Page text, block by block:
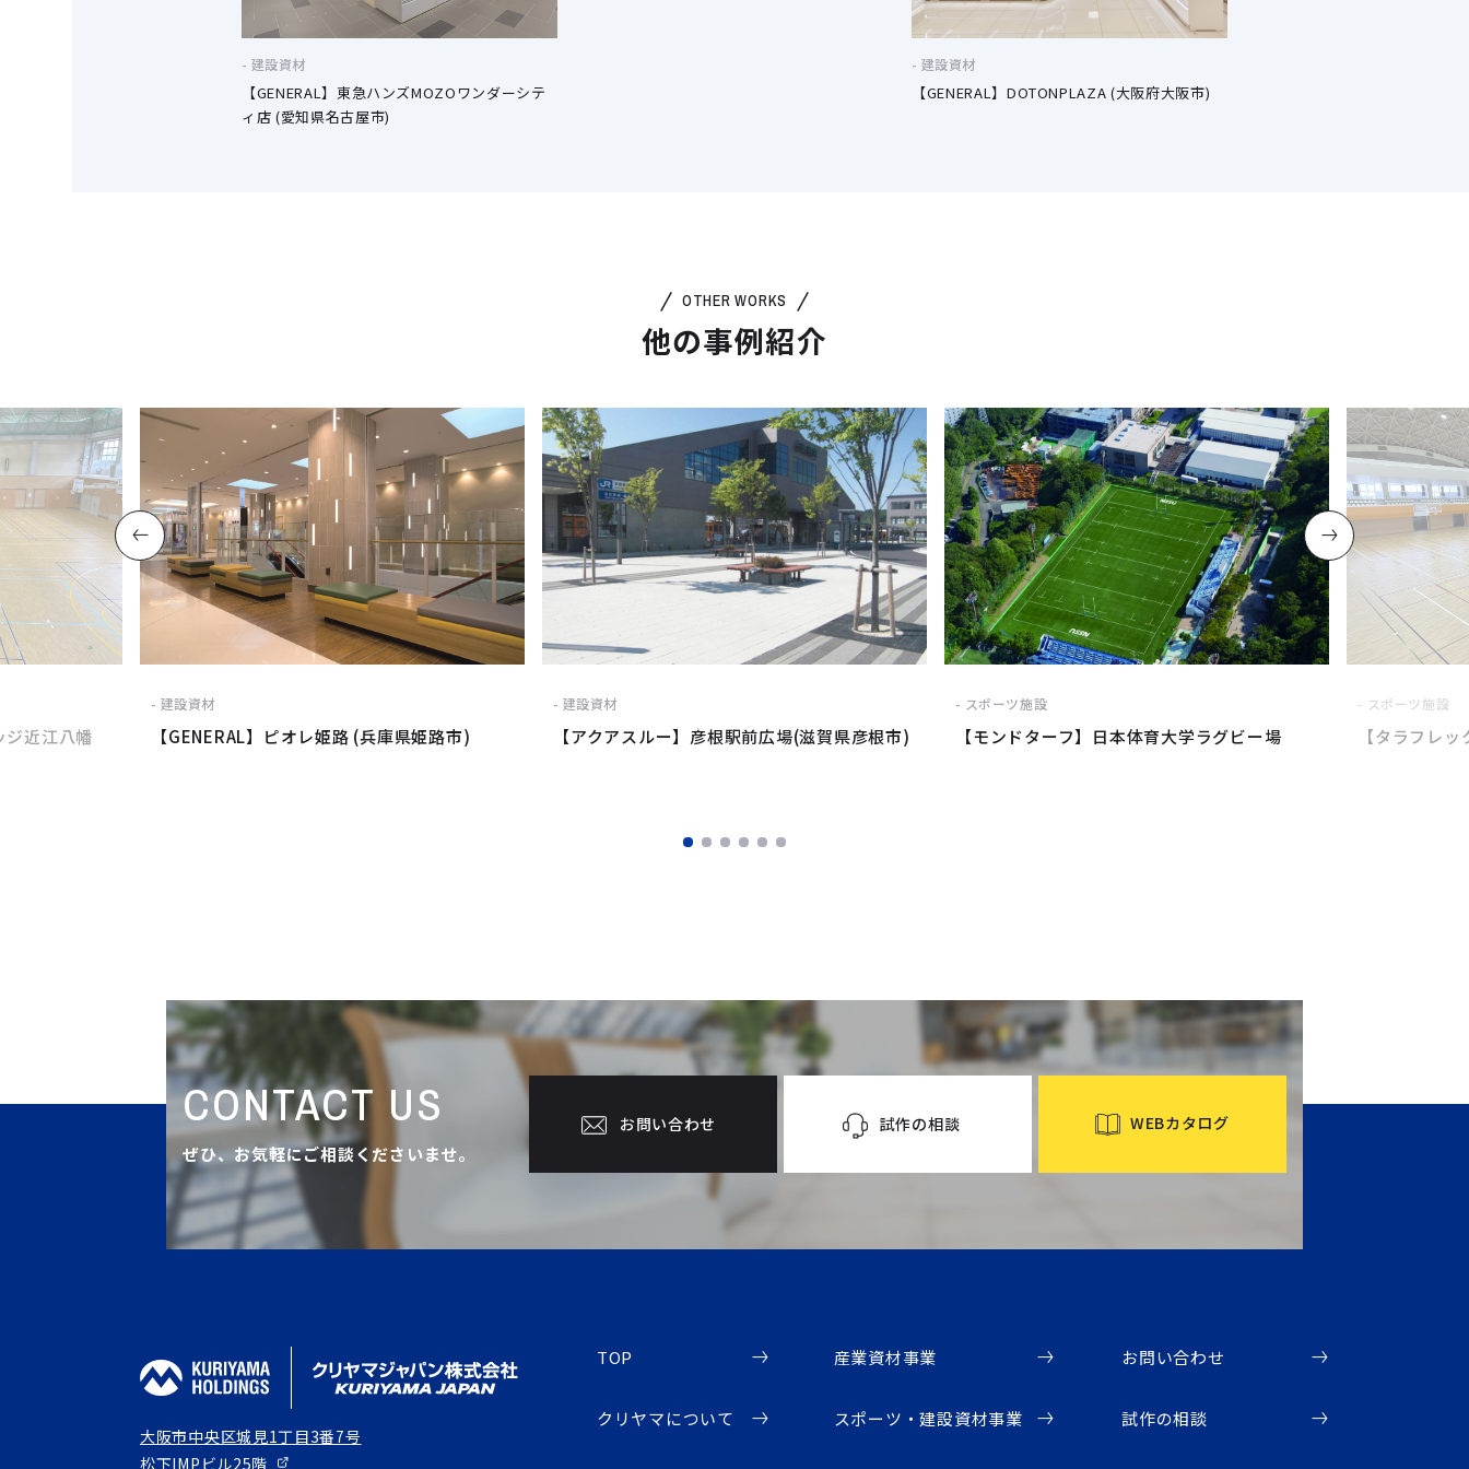
建設資材
【GENERAL】東急ハンズMOZOワンダーシテ
ィ店 (愛知県名古屋市)
建設資材
【GENERAL】DOTONPLAZA (大阪府大阪市)
OTHER WORKS
他の事例紹介
ジ近江八幡
建設資材
【GENERAL】ピオレ姫路 (兵庫県姫路市)
建設資材
【アクアスルー】彦根駅前広場(滋賀県彦根市)
スポーツ施設
【モンドターフ】日本体育大学ラグビー場
スポーツ施設
【タラフレ
CONTACT US
ぜひ、お気軽にご相談くださいませ。
お問い合わせ 試作の相談 WEBカタログ
TOP
クリヤマについて
産業資材事業
スポーツ・建設資材事業
お問い合わせ
試作の相談
大阪市中央区城見1丁目3番7号
松下IMPビル25階